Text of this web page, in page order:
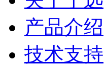
产品介绍
技术支持